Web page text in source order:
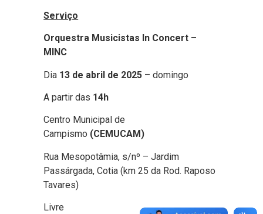
Serviço
Orquestra Musicistas In Concert –
MINC
Dia 13 de abril de 2025 – domingo
A partir das 14h
Centro Municipal de
Campismo (CEMUCAM)
Rua Mesopotâmia, s/nº – Jardim
Passárgada, Cotia (km 25 da Rod. Raposo
Tavares)
Livre